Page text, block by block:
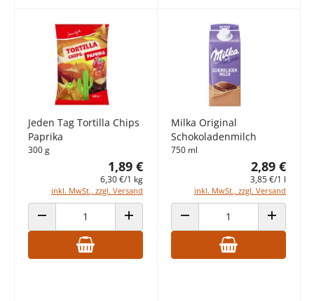
Jeden Tag Tortilla Chips
Paprika
300 g
1,89 €
6,30 €/1 kg
inkl. MwSt., zzgl. Versand
ANZAHL VERRINGERN ANZAHL ERHÖHEN
Milka Original
Schokoladenmilch
750 ml
2,89 €
3,85 €/1 l
inkl. MwSt., zzgl. Versand
ANZAHL VERRINGERN ANZAHL